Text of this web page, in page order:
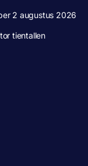
2 augustus 2026
tientallen